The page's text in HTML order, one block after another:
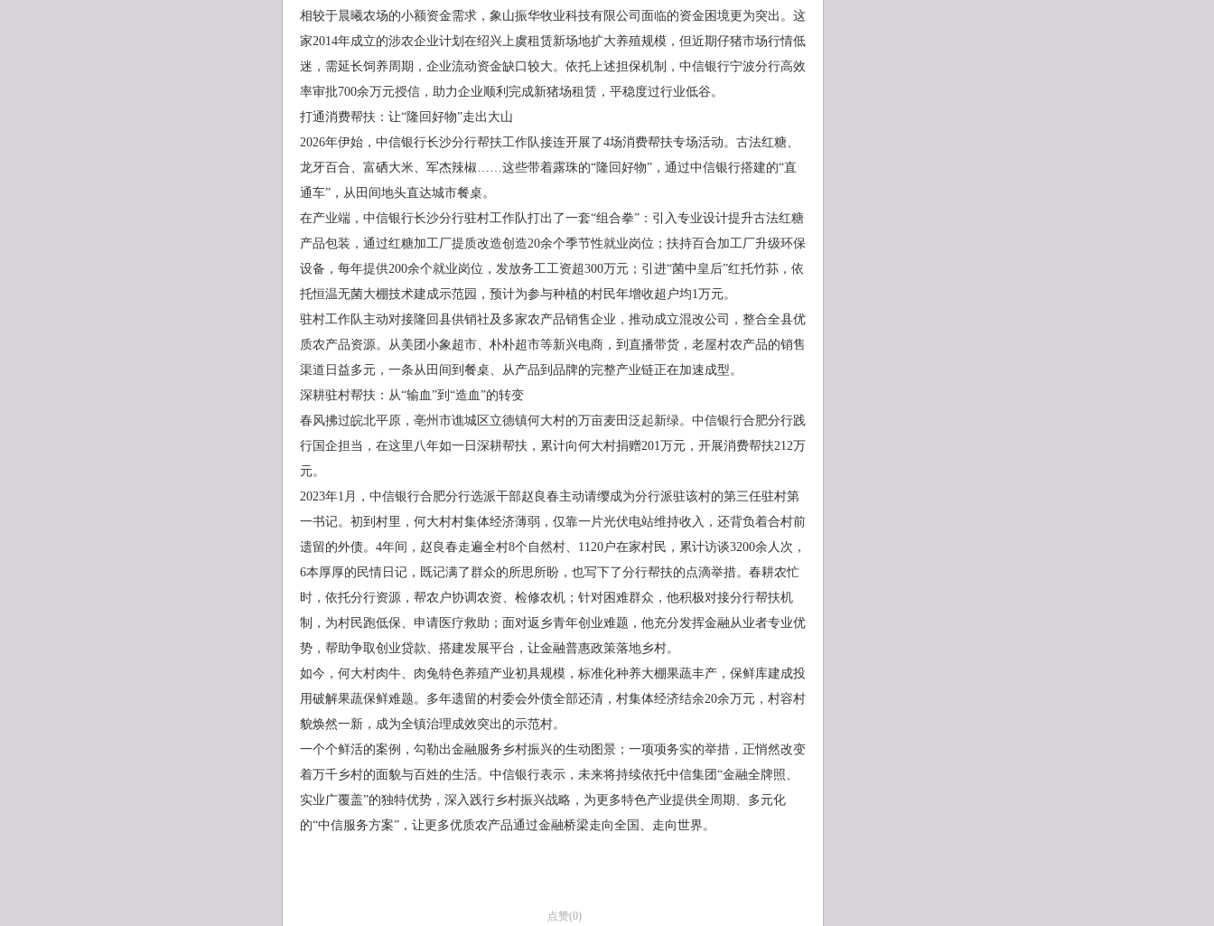
相较于晨曦农场的小额资金需求，象山振华牧业科技有限公司面临的资金困境更为突出。这
家2014年成立的涉农企业计划在绍兴上虞租赁新场地扩大养殖规模，但近期仔猪市场行情低
迷，需延长饲养周期，企业流动资金缺口较大。依托上述担保机制，中信银行宁波分行高效
率审批700余万元授信，助力企业顺利完成新猪场租赁，平稳度过行业低谷。
打通消费帮扶：让“隆回好物”走出大山
2026年伊始，中信银行长沙分行帮扶工作队接连开展了4场消费帮扶专场活动。古法红糖、
龙牙百合、富硒大米、军杰辣椒……这些带着露珠的“隆回好物”，通过中信银行搭建的“直
通车”，从田间地头直达城市餐桌。
在产业端，中信银行长沙分行驻村工作队打出了一套“组合拳”：引入专业设计提升古法红糖
产品包装，通过红糖加工厂提质改造创造20余个季节性就业岗位；扶持百合加工厂升级环保
设备，每年提供200余个就业岗位，发放务工工资超300万元；引进“菌中皇后”红托竹荪，依
托恒温无菌大棚技术建成示范园，预计为参与种植的村民年增收超户均1万元。
驻村工作队主动对接隆回县供销社及多家农产品销售企业，推动成立混改公司，整合全县优
质农产品资源。从美团小象超市、朴朴超市等新兴电商，到直播带货，老屋村农产品的销售
渠道日益多元，一条从田间到餐桌、从产品到品牌的完整产业链正在加速成型。
深耕驻村帮扶：从“输血”到“造血”的转变
春风拂过皖北平原，亳州市谯城区立德镇何大村的万亩麦田泛起新绿。中信银行合肥分行践
行国企担当，在这里八年如一日深耕帮扶，累计向何大村捐赠201万元，开展消费帮扶212万
元。
2023年1月，中信银行合肥分行选派干部赵良春主动请缨成为分行派驻该村的第三任驻村第
一书记。初到村里，何大村村集体经济薄弱，仅靠一片光伏电站维持收入，还背负着合村前
遗留的外债。4年间，赵良春走遍全村8个自然村、1120户在家村民，累计访谈3200余人次，
6本厚厚的民情日记，既记满了群众的所思所盼，也写下了分行帮扶的点滴举措。春耕农忙
时，依托分行资源，帮农户协调农资、检修农机；针对困难群众，他积极对接分行帮扶机
制，为村民跑低保、申请医疗救助；面对返乡青年创业难题，他充分发挥金融从业者专业优
势，帮助争取创业贷款、搭建发展平台，让金融普惠政策落地乡村。
如今，何大村肉牛、肉兔特色养殖产业初具规模，标准化种养大棚果蔬丰产，保鲜库建成投
用破解果蔬保鲜难题。多年遗留的村委会外债全部还清，村集体经济结余20余万元，村容村
貌焕然一新，成为全镇治理成效突出的示范村。
一个个鲜活的案例，勾勒出金融服务乡村振兴的生动图景；一项项务实的举措，正悄然改变
着万千乡村的面貌与百姓的生活。中信银行表示，未来将持续依托中信集团“金融全牌照、
实业广覆盖”的独特优势，深入践行乡村振兴战略，为更多特色产业提供全周期、多元化
的“中信服务方案”，让更多优质农产品通过金融桥梁走向全国、走向世界。
点赞(0)